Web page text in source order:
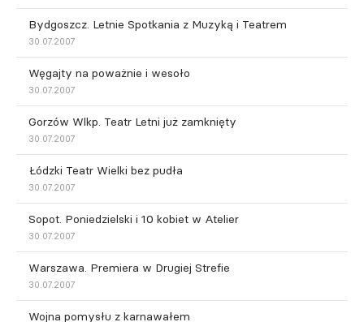
Bydgoszcz. Letnie Spotkania z Muzyką i Teatrem
30.07.2007
Węgajty na poważnie i wesoło
30.07.2007
Gorzów Wlkp. Teatr Letni już zamknięty
30.07.2007
Łódzki Teatr Wielki bez pudła
30.07.2007
Sopot. Poniedzielski i 10 kobiet w Atelier
30.07.2007
Warszawa. Premiera w Drugiej Strefie
30.07.2007
Wojna pomysłu z karnawałem